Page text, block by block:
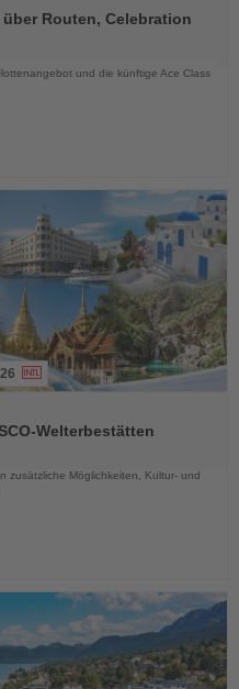
Routen, Celebration
und die künftige Ace Class
Welterbestätten
zusätzliche Möglichkeiten, Kultur- und